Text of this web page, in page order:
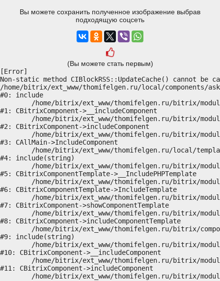
Вы можете сохранить полученное изображение выбрав
подходящую соцсеть
(Вы можете стать первым)
[Error]
Non-static method CIBlockRSS::UpdateCache() cannot
/home/bitrix/ext_www/thomifelgen.ru/local/components/
#0: include
#1: CBitrixComponent->__includeComponent
#2: CBitrixComponent->includeComponent
#3: CAllMain->IncludeComponent
#4: include(string)
#5: CBitrixComponentTemplate->__IncludePHPTemplate
#6: CBitrixComponentTemplate->IncludeTemplate
#7: CBitrixComponent->showComponentTemplate
#8: CBitrixComponent->includeComponentTemplate
#9: include(string)
#10: CBitrixComponent->__includeComponent
#11: CBitrixComponent->includeComponent